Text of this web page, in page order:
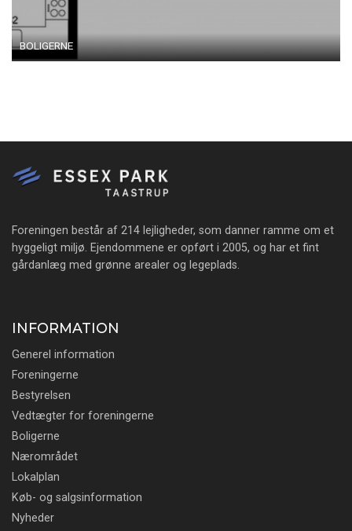
BOLIGERNE
Foreningen består af 214 lejligheder, som danner ramme om et
hyggeligt miljø. Ejendommene er opført i 2005, og har et fint
gårdanlæg med grønne arealer og legeplads.
INFORMATION
Generel information
Foreningerne
Bestyrelsen
Vedtægter for foreningerne
Boligerne
Nærområdet
Lokalplan
Køb- og salgsinformation
Nyheder